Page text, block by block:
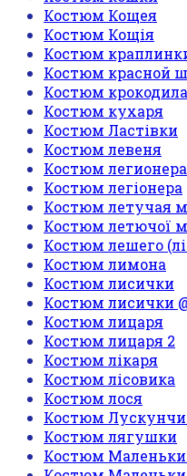
Костюм Кощея
Костюм Кощія
Костюм
Костюм красной
Костюм крокодила
Костюм кухаря
Костюм Ластівки
Костюм левеня
Костюм легионера
Костюм легіонера
Костюм летучая
Костюм летючої
Костюм лешего
Костюм лимона
Костюм лисички
Костюм лисички
Костюм лицаря
Костюм лицаря 2
Костюм лікаря
Костюм лісовика
Костюм лося
Костюм
Костюм лягушки
Костюм